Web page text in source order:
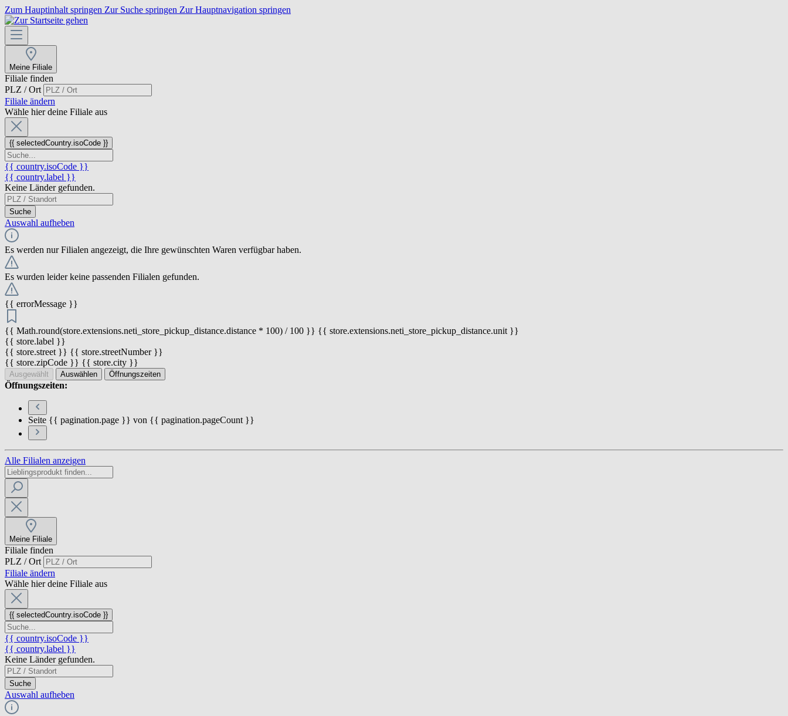
Zum Hauptinhalt springen Zur Suche springen Zur Hauptnavigation springen
Meine Filiale
Filiale finden
PLZ / Ort
Filiale ändern
Wähle hier deine Filiale aus
{{ selectedCountry.isoCode }}
{{ country.isoCode }}
{{ country.label }}
Keine Länder gefunden.
Suche
Auswahl aufheben
Es werden nur Filialen angezeigt, die Ihre gewünschten Waren verfügbar haben.
Es wurden leider keine passenden Filialen gefunden.
{{ errorMessage }}
{{ Math.round(store.extensions.neti_store_pickup_distance.distance * 100) / 100 }} {{ store.extensions.neti_store_pickup_distance.unit }}
{{ store.label }}
{{ store.street }} {{ store.streetNumber }}
{{ store.zipCode }} {{ store.city }}
Ausgewählt Auswählen Öffnungszeiten
Öffnungszeiten:
Seite {{ pagination.page }} von {{ pagination.pageCount }}
Alle Filialen anzeigen
Meine Filiale
Filiale finden
PLZ / Ort
Filiale ändern
Wähle hier deine Filiale aus
{{ selectedCountry.isoCode }}
{{ country.isoCode }}
{{ country.label }}
Keine Länder gefunden.
Suche
Auswahl aufheben